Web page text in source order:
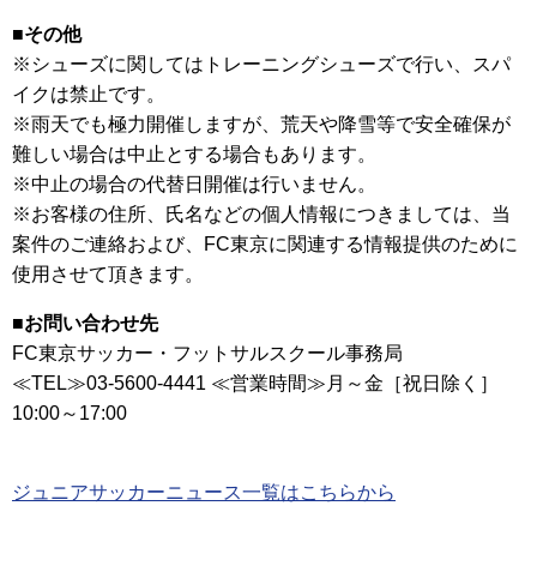
■その他
※シューズに関してはトレーニングシューズで行い、スパ
イクは禁止です。
※雨天でも極力開催しますが、荒天や降雪等で安全確保が
難しい場合は中止とする場合もあります。
※中止の場合の代替日開催は行いません。
※お客様の住所、氏名などの個人情報につきましては、当
案件のご連絡および、FC東京に関連する情報提供のために
使用させて頂きます。
■お問い合わせ先
FC東京サッカー・フットサルスクール事務局
≪TEL≫03-5600-4441 ≪営業時間≫月～金［祝日除く］
10:00～17:00
ジュニアサッカーニュース一覧はこちらから